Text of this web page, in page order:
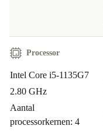
Processor
Intel Core i5-1135G7
2.80 GHz
Aantal
processorkernen: 4